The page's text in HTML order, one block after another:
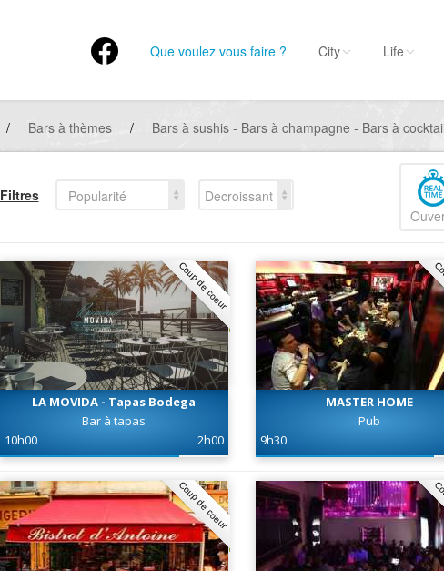
Que voulez vous faire ? City Life
/ Bars à thèmes / Bars à sushis - Bars à champagne - Bars à
Filtres Popularité
Decroissant
Coup de coeur
LA MOVIDA - Tapas Bodega
Bar à tapas
10h00
2h00
MASTER HOME
Pub
9h30
Coup de coeur